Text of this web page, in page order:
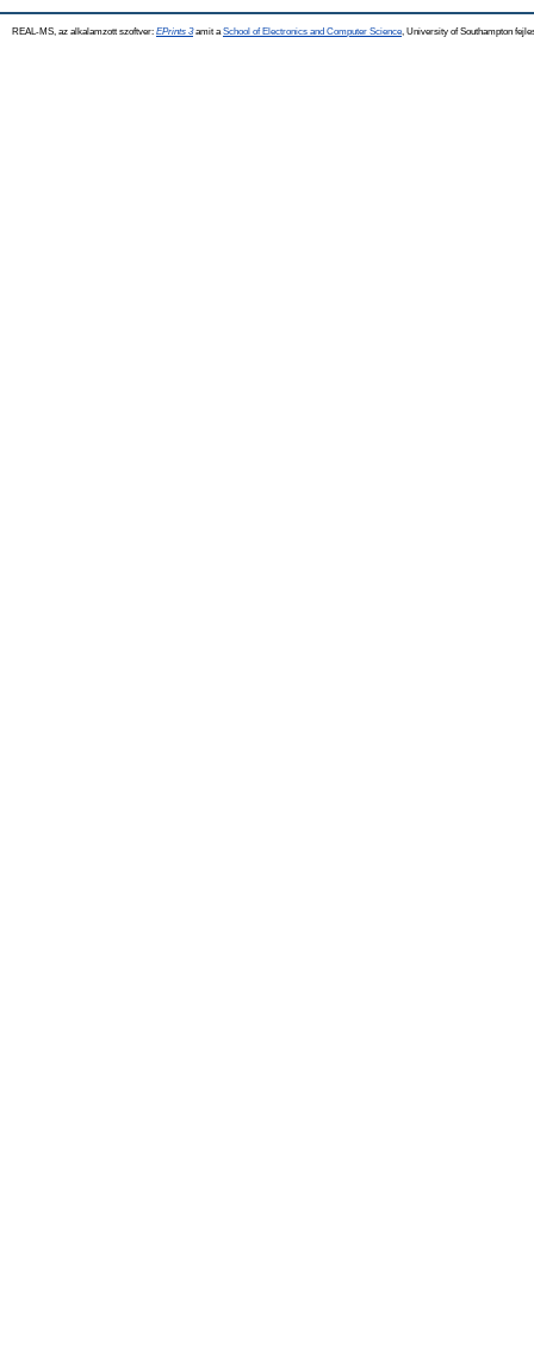
REAL-MS, az alkalamzott szoftver: EPrints 3amit a School of Electronics and Computer Science , University of Southampton